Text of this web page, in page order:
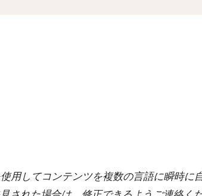
用してコンテンツを複数の言語に瞬時に